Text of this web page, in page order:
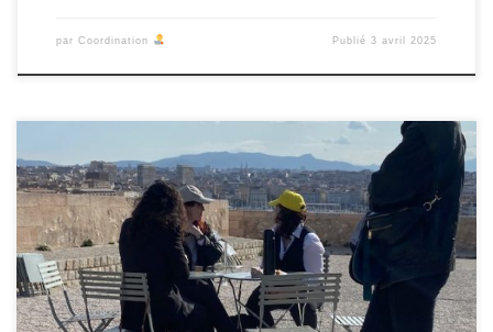
par Coordination Publié3 avril 2025
Pour leur oral de fin d’année, les quatre groupes Crazytadelle,
Sistadelle, Jyetaispas et CitaMouv ont restitué en balade leur
travail d’enquête et de conception d’outils de médiation
numérique à une centaine de participant·es avec des
enseignant·es de l’Université d’Aix Marseille et du DNMADE, des
salarié·es de La Citadelle, de BAO […]